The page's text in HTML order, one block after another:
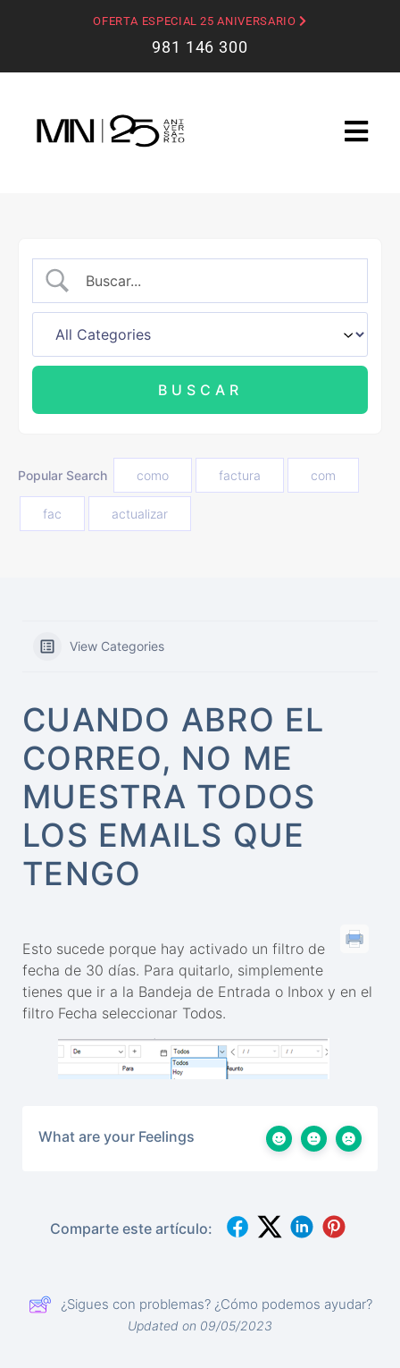
OFERTA ESPECIAL 25 ANIVERSARIO
981 146 300
Popular Search como factura com
fac actualizar
View Categories
CUANDO ABRO EL
CORREO, NO ME
MUESTRA TODOS
LOS EMAILS QUE
TENGO
Esto sucede porque hay activado un filtro de
fecha de 30 días. Para quitarlo, simplemente
tienes que ir a la Bandeja de Entrada o Inbox y en el
filtro Fecha seleccionar Todos.
What are your Feelings
Comparte este artículo:
¿Sigues con problemas? ¿Cómo podemos ayudar?
Updated on 09/05/2023